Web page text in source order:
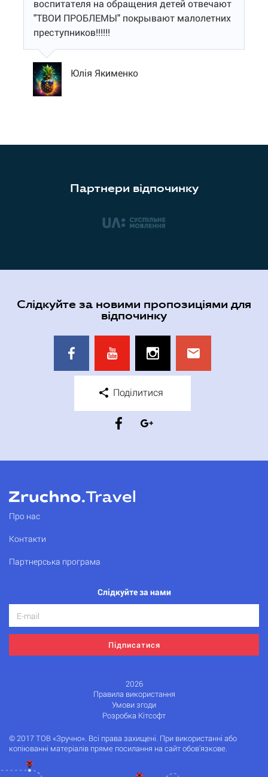
воспитателя на обращения детей отвечают
"ТВОИ ПРОБЛЕМЫ" покрывают малолетних
преступников!!!!!!
Юлія Якименко
Партнери відпочинку
Слідкуйте за новими пропозиціями для
відпочинку
Поділитися
Про нас
Контакти
Партнерська програма
Слідкуйте за нами
Підписатися
2026
Правила використання
Умови згоди
Розробка Кітсофт
© 2017 ТОВ «Зручно». Всі права захищені. При використанні або
копіюванні матеріалів пряме посилання на сайт обов'язкове.